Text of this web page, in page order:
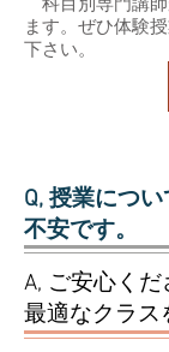
科目別専門講師
ます。ぜひ体験
下さい。
Q, 授業につ
不安です。
A, ご安心く
最適なクラス